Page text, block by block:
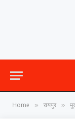
Home » रायपुर »